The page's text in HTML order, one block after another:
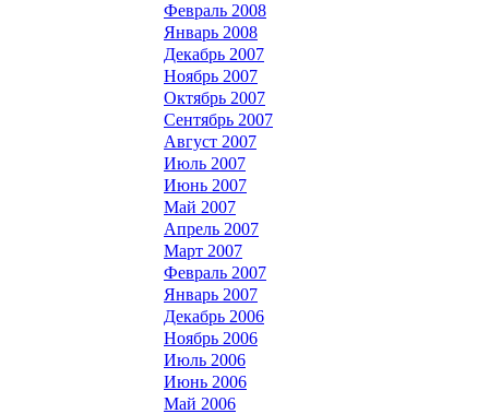
Февраль 2008
Январь 2008
Декабрь 2007
Ноябрь 2007
Октябрь 2007
Сентябрь 2007
Август 2007
Июль 2007
Июнь 2007
Май 2007
Апрель 2007
Март 2007
Февраль 2007
Январь 2007
Декабрь 2006
Ноябрь 2006
Июль 2006
Июнь 2006
Май 2006